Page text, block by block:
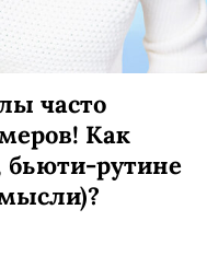
часто
Как
бьюти-рутине